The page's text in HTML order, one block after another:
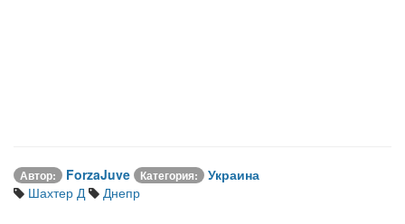
Автор: ForzaJuve Категория:
Украина
Шахтер Д
Днепр